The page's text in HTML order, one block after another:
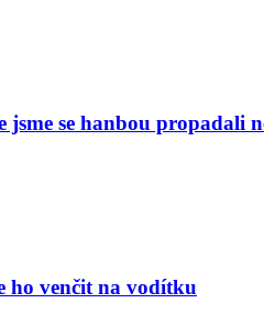
se hanbou propadali
ho venčit na vodítku